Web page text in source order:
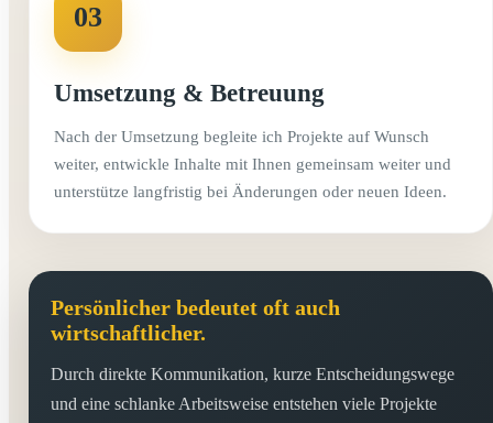
03
Umsetzung & Betreuung
Nach der Umsetzung begleite ich Projekte auf Wunsch
weiter, entwickle Inhalte mit Ihnen gemeinsam weiter und
unterstütze langfristig bei Änderungen oder neuen Ideen.
Persönlicher bedeutet oft auch
wirtschaftlicher.
Durch direkte Kommunikation, kurze Entscheidungswege
und eine schlanke Arbeitsweise entstehen viele Projekte